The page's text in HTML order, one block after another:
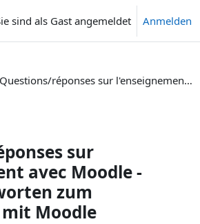
sind als Gast angemeldet Anmelden
Questions/réponses sur l'enseignement avec Moodle - Fragen/Antworten zum Unterrichen mit Moodle
sur
avec Moodle -
zum
Moodle